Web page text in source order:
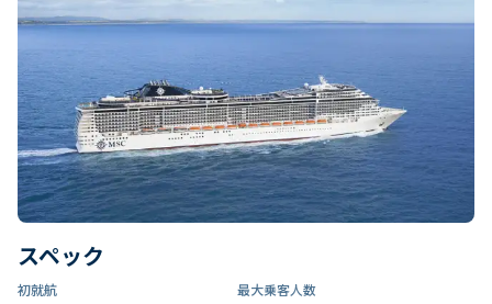
スペック
初就航 最大乗客人数